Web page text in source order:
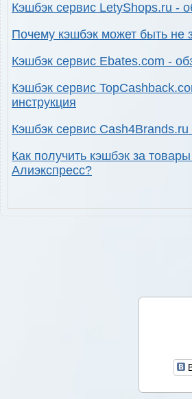
Кэшбэк сервис LetyShops.ru -
Почему кэшбэк может быть не
Кэшбэк сервис Ebates.com -
Кэшбэк сервис
инструкция
Кэшбэк сервис Cash4Brands.ru
Как получить кэшбэк за
Алиэкспресс?